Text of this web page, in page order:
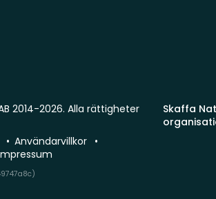
Skaffa
2014-2026. Alla rättigheter
Användarvillkor